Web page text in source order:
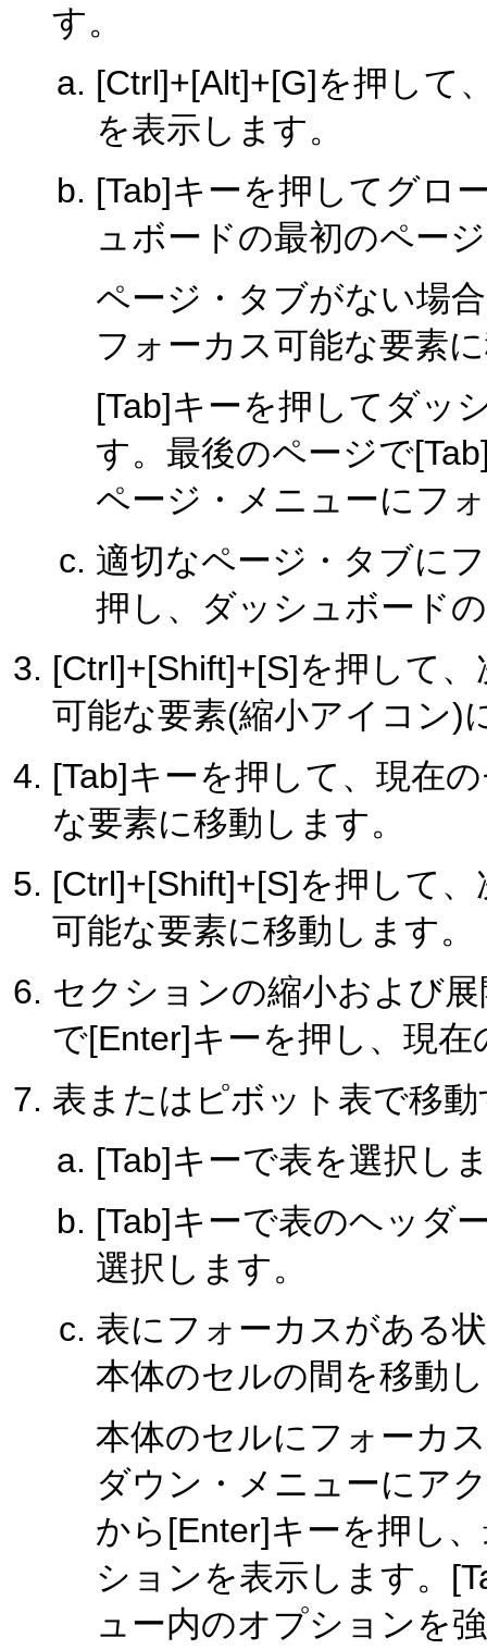
す。
[Ctrl]+[Alt]+[G]を押して
を表示します。
[Tab]キーを押してグロ
ュボードの最初のペー
ページ・タブがない場
フォーカス可能な要素
[Tab]キーを押してダッ
す。最後のページで
ページ・メニューにフ
適切なページ・タブに
押し、ダッシュボード
[Ctrl]+[Shift]+[S]を押して
可能な要素(縮小アイコン)
[Tab]キーを押して、現在
な要素に移動します。
[Ctrl]+[Shift]+[S]を押して
可能な要素に移動します。
セクションの縮小および
で[Enter]キーを押し、現
表またはピボット表で移
[Tab]キーで表を選択し
[Tab]キーで表のヘッダ
選択します。
表にフォーカスがある
本体のセルの間を移動
本体のセルにフォーカ
ダウン・メニューにア
から[Enter]キーを押し
ションを表示します。
ュー内のオプションを